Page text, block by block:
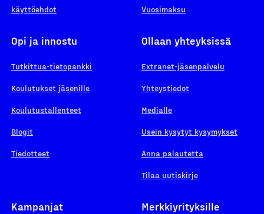
käyttöehdot
Vuosimaksu
Opi ja innostu
Tutkittua-tietopankki
Koulutukset jäsenille
Koulutustallenteet
Blogit
Tiedotteet
Ollaan yhteyksissä
Extranet-jäsenpalvelu
Yhteystiedot
Medialle
Usein kysytyt kysymykset
Anna palautetta
Tilaa uutiskirje
Kampanjat Merkkiyrityksille